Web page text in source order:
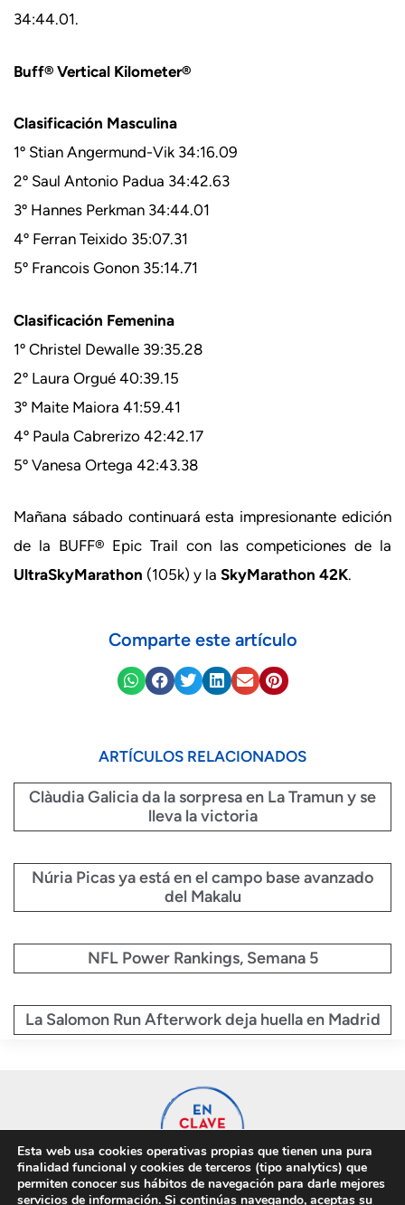
34:44.01.
Buff® Vertical Kilometer®
Clasificación Masculina
1º Stian Angermund-Vik 34:16.09
2º Saul Antonio Padua 34:42.63
3º Hannes Perkman 34:44.01
4º Ferran Teixido 35:07.31
5º Francois Gonon 35:14.71
Clasificación Femenina
1º Christel Dewalle 39:35.28
2º Laura Orgué 40:39.15
3º Maite Maiora 41:59.41
4º Paula Cabrerizo 42:42.17
5º Vanesa Ortega 42:43.38
Mañana sábado continuará esta impresionante edición
de la BUFF® Epic Trail con las competiciones de la
UltraSkyMarathon (105k) y la SkyMarathon 42K.
Comparte este artículo
ARTÍCULOS RELACIONADOS
Clàudia Galicia da la sorpresa en La Tramun y se
lleva la victoria
Núria Picas ya está en el campo base avanzado
del Makalu
NFL Power Rankings, Semana 5
La Salomon Run Afterwork deja huella en Madrid
Esta web usa cookies operativas propias que tienen una pura
finalidad funcional y cookies de terceros (tipo analytics) que
permiten conocer sus hábitos de navegación para darle mejores
servicios de información. Si continúas navegando, aceptas su